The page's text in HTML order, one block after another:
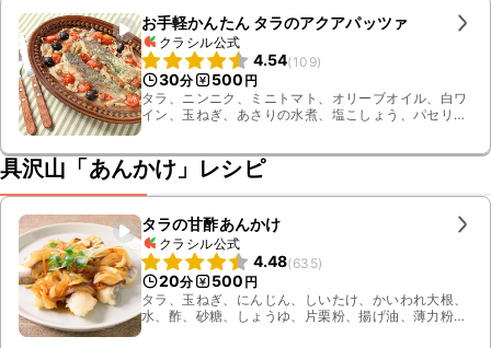
お手軽かんたん タラのアクアパッツァ
クラシル公式
4.54(109)
30分 500 円
タラ、ニンニク、ミニトマト、オリーブオイル、白ワ
イン、玉ねぎ、あさりの水煮、塩こしょう、パセリ、
具沢山「あんかけ」レシピ
タラの甘酢あんかけ
クラシル公式
4.48(635)
20分 500 円
タラ、玉ねぎ、にんじん、しいたけ、かいわれ大根、
水、酢、砂糖、しょうゆ、片栗粉、揚げ油、薄力粉、